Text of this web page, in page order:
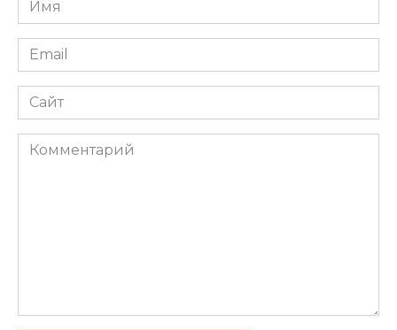
*
Email
*
Сайт
Комментарий